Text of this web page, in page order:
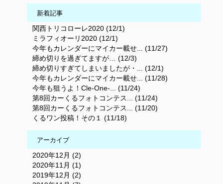
新着記事
関西トリコローレ2020 (12/1)
ミラフィオーリ2020 (12/1)
今年もカレンダーにマイカー載せ... (11/27)
締め切りを過ぎてますが… (12/3)
締め切りすぎてしまいましたが・... (12/1)
今年もカレンダーにマイカー載せ... (11/28)
今年も狙うよ！Cle-One-... (11/24)
第8回カーくるフォトコンテス... (11/24)
第8回カーくるフォトコンテス... (11/20)
くるワン投稿！その１ (11/18)
アーカイブ
2020年12月 (2)
2020年11月 (1)
2019年12月 (2)